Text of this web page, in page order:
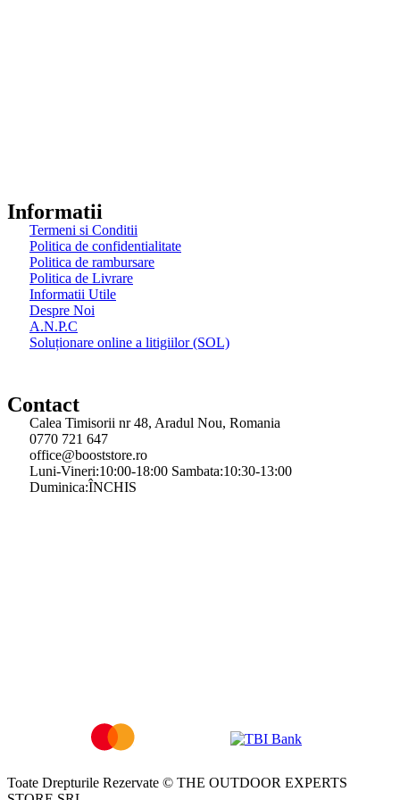
Informatii
Termeni si Conditii
Politica de confidentialitate
Politica de rambursare
Politica de Livrare
Informatii Utile
Despre Noi
A.N.P.C
Soluționare online a litigiilor (SOL)
Contact
Calea Timisorii nr 48, Aradul Nou, Romania
0770 721 647
office@booststore.ro
Luni-Vineri:10:00-18:00 Sambata:10:30-13:00
Duminica:ÎNCHIS
Toate Drepturile Rezervate © THE OUTDOOR EXPERTS